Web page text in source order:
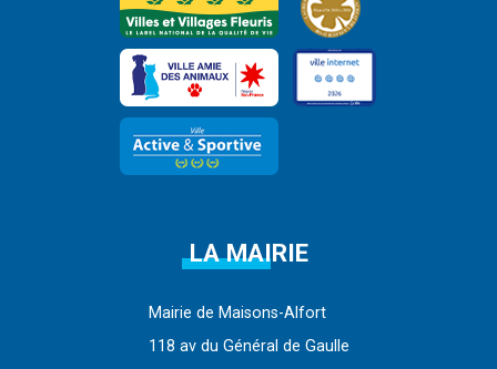
LA MAIRIE
Mairie de Maisons-Alfort
118 av du Général de Gaulle